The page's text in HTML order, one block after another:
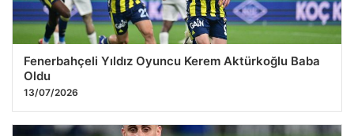
Fenerbahçeli Yıldız Oyuncu Kerem Aktürkoğlu Baba
Oldu
13/07/2026